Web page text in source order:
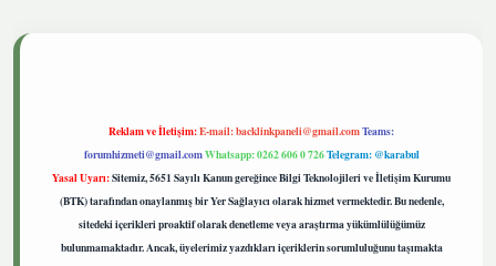
Reklam ve İletişim:E-mail:backlinkpaneli@gmail.comTeams:
forumhizmeti@gmail.comWhatsapp: 0262 606 0 726Telegram: @karabul
Yasal Uyarı:Sitemiz, 5651 Sayılı Kanun gereğince Bilgi Teknolojileri ve İletişim Kurumu
(BTK) tarafından onaylanmış bir Yer Sağlayıcı olarak hizmet vermektedir. Bu nedenle,
sitedeki içerikleri proaktif olarak denetleme veya araştırma yükümlülüğümüz
bulunmamaktadır. Ancak, üyelerimiz yazdıkları içeriklerin sorumluluğunu taşımakta